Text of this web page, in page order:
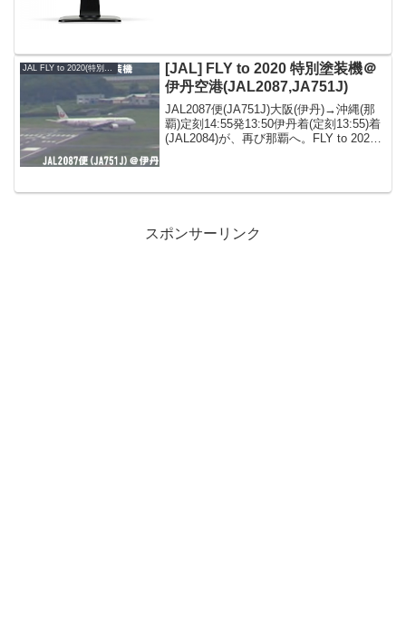
JAL FLY to 2020(特別塗装機)
[JAL] FLY to 2020 特別塗装機＠
伊丹空港(JAL2087,JA751J)
JAL2087便(JA751J)大阪(伊丹)→沖縄(那
覇)定刻14:55発13:50伊丹着(定刻13:55)着
(JAL2084)が、再び那覇へ。FLY to 2020
スポンサーリンク